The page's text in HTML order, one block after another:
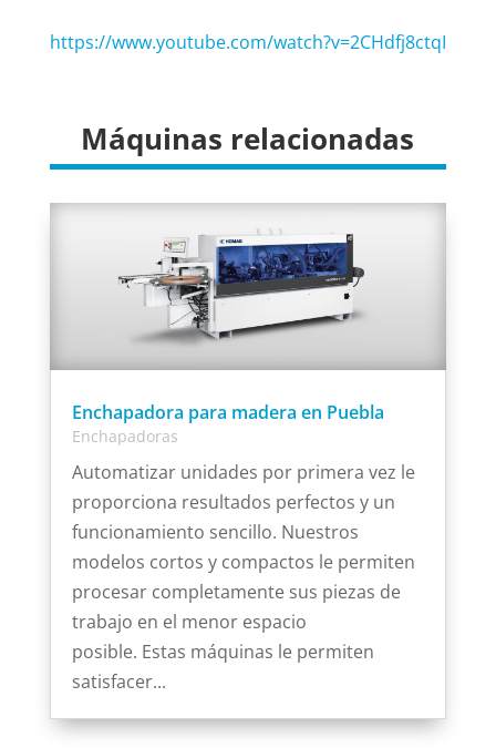
https://www.youtube.com/watch?v=2CHdfj8ctqI
Máquinas relacionadas
Enchapadora para madera en Puebla
Enchapadoras
Automatizar unidades por primera vez le
proporciona resultados perfectos y un
funcionamiento sencillo. Nuestros
modelos cortos y compactos le permiten
procesar completamente sus piezas de
trabajo en el menor espacio
posible. Estas máquinas le permiten
satisfacer...